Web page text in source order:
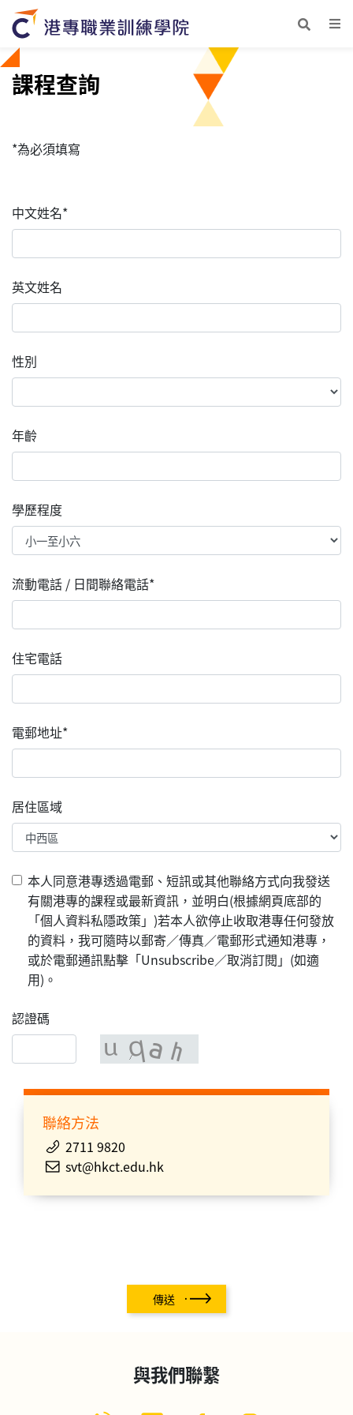
課程查詢
*為必須填寫
中文姓名*
英文姓名
性別
年齡
學歷程度
流動電話 / 日間聯絡電話*
住宅電話
電郵地址*
居住區域
本人同意港專透過電郵、短訊或其他聯絡方式向我發送
有關港專的課程或最新資訊，並明白(根據網頁底部的
「個人資料私隱政策」)若本人欲停止收取港專任何發放
的資料，我可隨時以郵寄／傳真／電郵形式通知港專，
或於電郵通訊點擊「Unsubscribe／取消訂閱」(如適
用)。
認證碼
聯絡方法
2711 9820
svt@hkct.edu.hk
傳送
與我們聯繫